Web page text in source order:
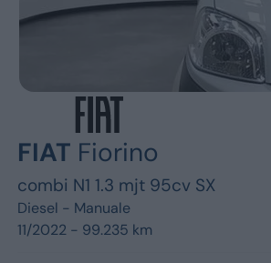
Dacia
Renault
FIAT Fiorino
combi N1 1.3 mjt 95cv SX
Diesel - Manuale
11/2022 - 99.235 km